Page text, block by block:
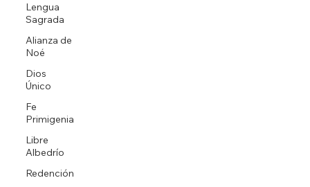
Lengua
Sagrada
Alianza de
Noé
Dios
Único
Fe
Primigenia
Libre
Albedrío
Redención